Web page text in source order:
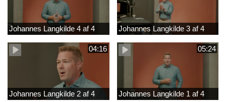
Johannes Langkilde 4 af 4 Johannes Langkilde 3 af 4
04:16
Johannes Langkilde 2 af 4
05:24
Johannes Langkilde 1 af 4